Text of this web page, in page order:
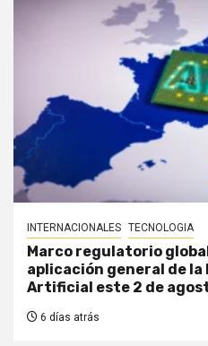
INTERNACIONALES TECNOLOGIA
Marco regulatorio
aplicación general de
Artificial este 2 de
6 días atrás